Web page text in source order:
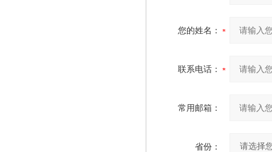
您的姓名：
联系电话：
常用邮箱：
省份：